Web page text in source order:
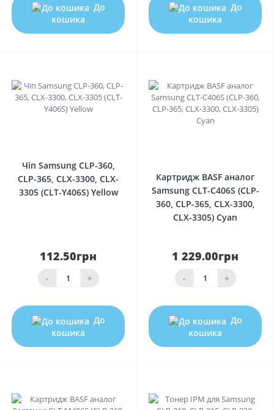
До
кошика
До
кошика
Чіп Samsung CLP-360,
CLP-365, CLX-3300, CLX-
3305 (CLT-Y406S) Yellow
112.50грн
- +
До
кошика
Картридж BASF аналог
Samsung CLT-C406S (CLP-
360, CLP-365, CLX-3300,
CLX-3305) Cyan
1 229.00грн
- +
До
кошика